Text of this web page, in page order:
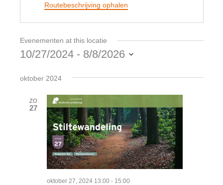
Routebeschrijving ophalen
Evenementen at this locatie
10/27/2024 - 8/8/2026
een
datum.
oktober 2024
ZO
27
oktober 27, 2024 13:00- 15:00